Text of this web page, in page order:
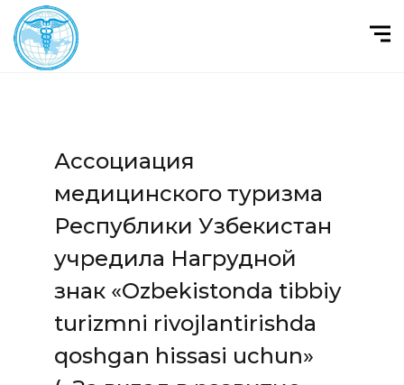
Ассоциация
медицинского туризма
Республики Узбекистан
учредила Нагрудной
знак «Ozbekistonda tibbiy
turizmni rivojlantirishda
qoshgan hissasi uchun»